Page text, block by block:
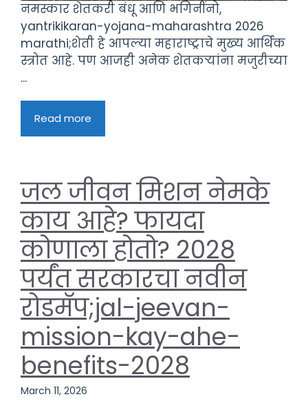
नमस्कार शेतकरी बंधू आणि भगिनींनो,
yantrikikaran-yojana-maharashtra 2026
marathi;शेती हे आपल्या महाराष्ट्राचे मुख्य आर्थिक
स्त्रोत आहे. पण आजही अनेक शेतकऱ्यांना मजुरीच्या
...
Read more
जल जीवन मिशन नेमके
काय आहे? फायदा
कोणाला होतो? 2028
पर्यंत सरकारचा नवीन
रोडमॅप;jal-jeevan-
mission-kay-ahe-
benefits-2028
March 11, 2026